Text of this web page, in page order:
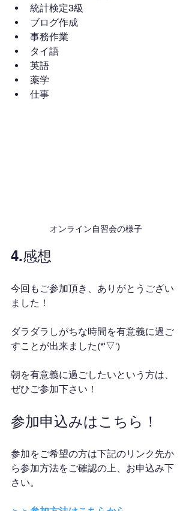
統計検定3級
ブログ作成
事務作業
タイ語
英語
薬学
仕事
オンライン自習会の様子
4.感想
今回もご参加頂き、ありがとうござい
ました！
ダラダラしがちな時間を有意義に過ご
すことが出来ました(*'▽')
朝を有意義に過ごしたいという方は、
ぜひご参加下さい！
参加申込みはこちら！
参加をご希望の方は下記のリンク先か
ら参加方法をご確認の上、お申込み下
さい。